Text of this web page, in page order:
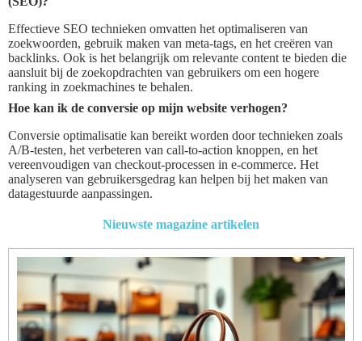
Effectieve SEO technieken omvatten het optimaliseren van
zoekwoorden, gebruik maken van meta-tags, en het creëren van
backlinks. Ook is het belangrijk om relevante content te bieden die
aansluit bij de zoekopdrachten van gebruikers om een hogere
ranking in zoekmachines te behalen.
Hoe kan ik de conversie op mijn website verhogen?
Conversie optimalisatie kan bereikt worden door technieken zoals
A/B-testen, het verbeteren van call-to-action knoppen, en het
vereenvoudigen van checkout-processen in e-commerce. Het
analyseren van gebruikersgedrag kan helpen bij het maken van
datagestuurde aanpassingen.
Nieuwste magazine artikelen